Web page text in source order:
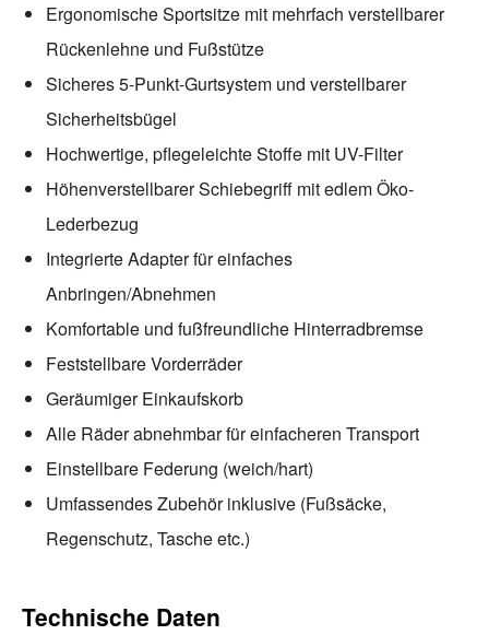
Ergonomische Sportsitze mit mehrfach verstellbarer
Rückenlehne und Fußstütze
Sicheres 5-Punkt-Gurtsystem und verstellbarer
Sicherheitsbügel
Hochwertige, pflegeleichte Stoffe mit UV-Filter
Höhenverstellbarer Schiebegriff mit edlem Öko-
Lederbezug
Integrierte Adapter für einfaches
Anbringen/Abnehmen
Komfortable und fußfreundliche Hinterradbremse
Feststellbare Vorderräder
Geräumiger Einkaufskorb
Alle Räder abnehmbar für einfacheren Transport
Einstellbare Federung (weich/hart)
Umfassendes Zubehör inklusive (Fußsäcke,
Regenschutz, Tasche etc.)
Technische Daten